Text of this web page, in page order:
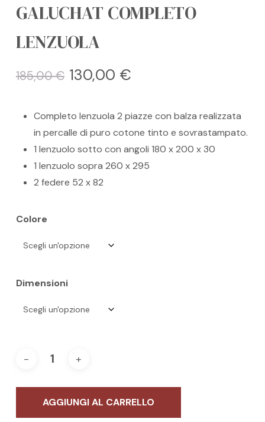
GALUCHAT COMPLETO
LENZUOLA
185,00€ Il
originale
era:
185,00 €.
130,00 €Il
attuale
è:
130,00 €.
Completo lenzuola 2 piazze con balza realizzata
in percalle di puro cotone tinto e sovrastampato.
1 lenzuolo sotto con angoli 180 x 200 x 30
1 lenzuolo sopra 260 x 295
2 federe 52 x 82
Colore
Dimensioni
AGGIUNGI AL CARRELLO